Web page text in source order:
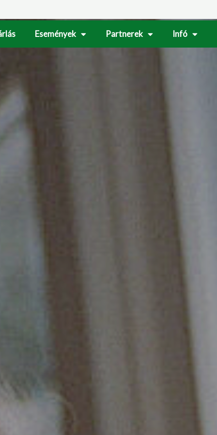
Események Partnerek Infó